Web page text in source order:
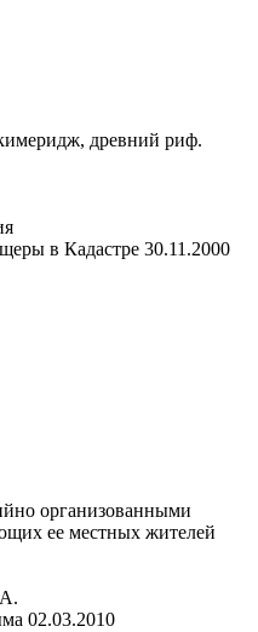
древний риф.
в Кадастре 30.11.2000
организованными
ее местных жителей
02.03.2010